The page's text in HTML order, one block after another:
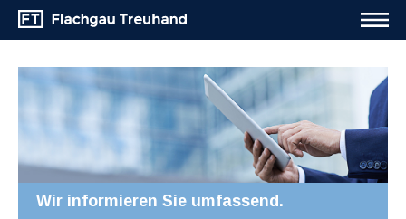
Wir informieren Sie umfassend.